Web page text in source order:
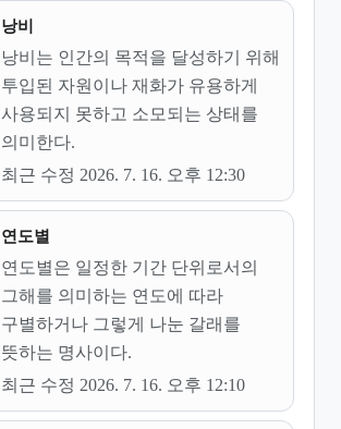
낭비
낭비는 인간의 목적을 달성하기 위해
투입된 자원이나 재화가 유용하게
사용되지 못하고 소모되는 상태를
의미한다.
최근 수정 2026. 7. 16. 오후 12:30
연도별
연도별은 일정한 기간 단위로서의
그해를 의미하는 연도에 따라
구별하거나 그렇게 나눈 갈래를
뜻하는 명사이다.
최근 수정 2026. 7. 16. 오후 12:10